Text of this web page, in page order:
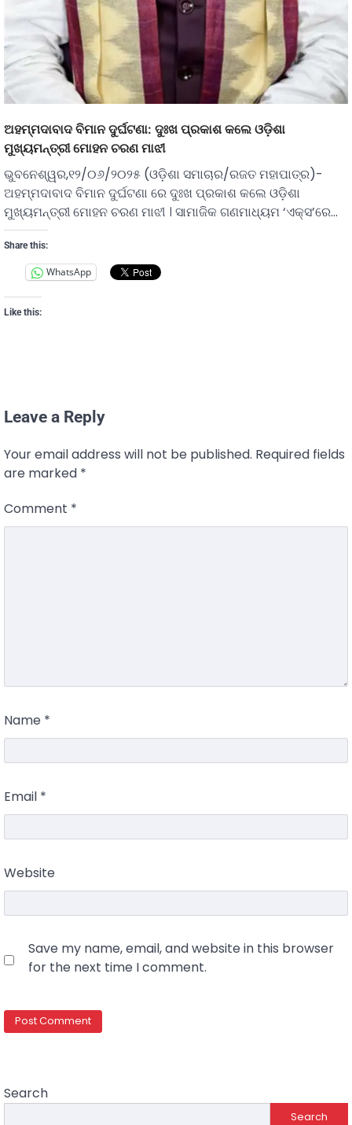
ଅହମ୍ମଦାବାଦ ବିମାନ ଦୁର୍ଘଟଣା: ଦୁଃଖ ପ୍ରକାଶ କଲେ ଓଡ଼ିଶା
ମୁଖ୍ୟମନ୍ତ୍ରୀ ମୋହନ ଚରଣ ମାଝୀ
ଭୁବନେଶ୍ୱର,୧୨/୦୬/୨୦୨୫ (ଓଡ଼ିଶା ସମାଚାର/ରଜତ ମହାପାତ୍ର)-
ଅହମ୍ମଦାବାଦ ବିମାନ ଦୁର୍ଘଟଣା ରେ ଦୁଃଖ ପ୍ରକାଶ କଲେ ଓଡ଼ିଶା
ମୁଖ୍ୟମନ୍ତ୍ରୀ ମୋହନ ଚରଣ ମାଝୀ । ସାମାଜିକ ଗଣମାଧ୍ୟମ ‘ଏକ୍ସ’ରେ…
Share this:
WhatsApp
Like this:
Leave a Reply
Your email address will not be published. Required fields
are marked *
Comment *
Name *
Email *
Website
Save my name, email, and website in this browser
for the next time I comment.
Search
Search